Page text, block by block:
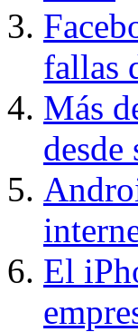
fallas
Más
desde
El